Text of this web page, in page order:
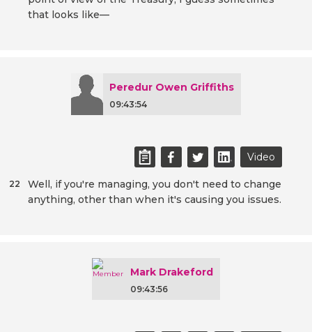
that looks like—
Peredur Owen Griffiths
09:43:54
Video
Well, if you're managing, you don't need to change
anything, other than when it's causing you issues.
22
Mark Drakeford
09:43:56